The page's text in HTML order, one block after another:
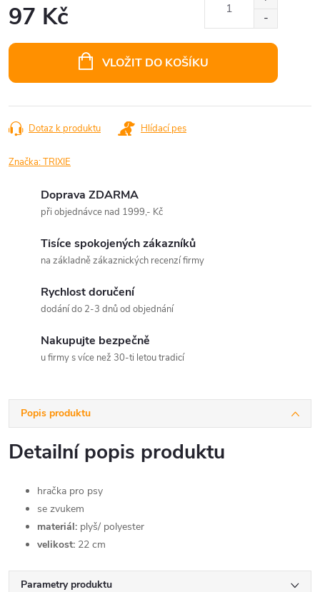
97 Kč
VLOŽIT DO KOŠÍKU
Dotaz k produktu Hlídací pes
Značka:TRIXIE
Doprava ZDARMA
při objednávce nad 1999,- Kč
Tisíce spokojených zákazníků
na základně zákaznických recenzí firmy
Rychlost doručení
dodání do 2-3 dnů od objednání
Nakupujte bezpečně
u firmy s více než 30-ti letou tradicí
Popis produktu
Detailní popis produktu
hračka pro psy
se zvukem
materiál: plyš/ polyester
velikost: 22 cm
Parametry produktu